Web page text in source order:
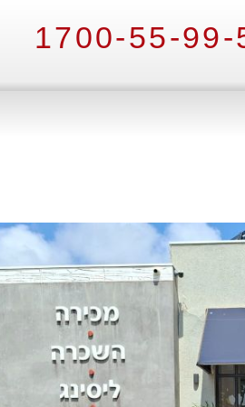
1700-55-99-